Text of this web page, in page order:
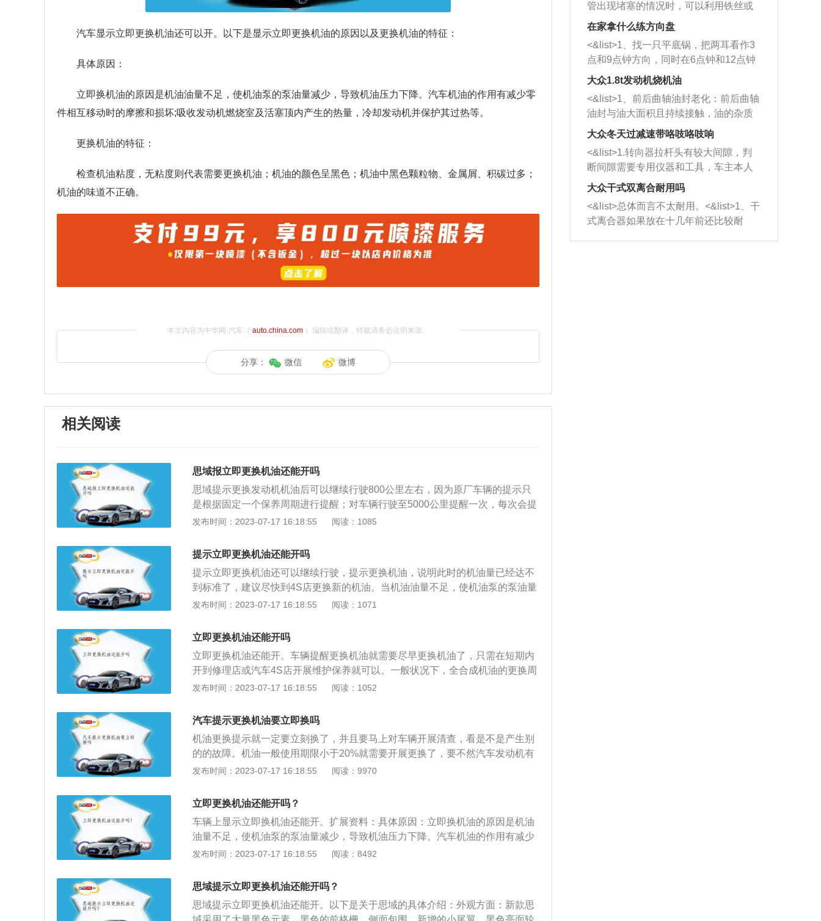
汽车显示立即更换机油还可以开。以下是显示立即更换机油的原因以及更换机油的特征：
具体原因：
立即换机油的原因是机油油量不足，使机油泵的泵油量减少，导致机油压力下降。汽车机油的作用有减少零
件相互移动时的摩擦和损坏;吸收发动机燃烧室及活塞顶内产生的热量，冷却发动机并保护其过热等。
更换机油的特征：
检查机油粘度，无粘度则代表需要更换机油；机油的颜色呈黑色；机油中黑色颗粒物、金属屑、积碳过多；
机油的味道不正确。
本文内容为中华网·汽车（ auto.china.com）编辑或翻译，转载请务必注明来源。
分享： 微信 微博
相关阅读
思域报立即更换机油还能开吗
思域提示更换发动机机油后可以继续行驶800公里左右，因为原厂车辆的提示只
是根据固定一个保养周期进行提醒；对车辆行驶至5000公里提醒一次，每次会提
前800公里提示，所以会有800公里较长的行驶区间，但同时也建议对车辆尽快保
就会出现相应符号的提示，提醒车辆及时进行新的保养；通常汽车保养的周期是
在每行驶5000-8000公里，而原厂设定的周期相对来说会比8000公里还要高一
些。除了原厂对发动机更换机油提示提前800公里外，其他的车辆在系统提示更
换机油的情况发动机最大极限允许行驶50公里以内。车辆的提示更换机油则说明
当前车辆机油到了更换的里程，若不更换同时也能够继续行驶，但如果超出保养
尚动版为例，此车是一款中型4门5座三厢车，车身尺寸长4674毫米、宽1802毫
米、高1415毫米、轴距2735毫米。油箱容积47升，整备质量1315千克。搭载1.5
T涡轮增压发动机，最大功率95千瓦，最大扭矩180牛米，配有CVT无级变速箱
文名称：Engineoil。发动机是汽车的心脏，发动机内有许多相互摩擦运动的金属
将天然气制成水晶般纯净的全合成基础油，在此基础上添加独有的动力清洁技
术，从而创造出具有超强清洁保护性能的润滑油。在这样恶劣的工况下面，只有
合格的润滑油才可降低发动机零件的磨损，延长使用寿命。
发布时间：2023-07-17 16:18:55 阅读：1085
提示立即更换机油还能开吗
提示立即更换机油还可以继续行驶，提示更换机油，说明此时的机油量已经达不
到标准了，建议尽快到4S店更换新的机油。当机油油量不足，使机油泵的泵油量
减少或因进空气而泵不上油，致使机油压力下降。汽车则亮起机油压力不足报警
因机油不足而对发动机造成损伤。现在很多车型都带有保养提醒功能，当里程或
者时间接近保养周期时，车辆的仪表或者多媒体系统就会亮起更换机油的提示。
机油即发动机润滑油，能对发动机起到润滑减磨、辅助冷却降温、密封防漏、防
锈防蚀、减震缓冲等作用，被誉为汽车的“血液”。机油由基础油和添加剂两部分
组成。更换机油的特征是：1、检查机油粘度，无粘度需要更换机油；2、机油的
确。
发布时间：2023-07-17 16:18:55 阅读：1071
立即更换机油还能开吗
立即更换机油还能开。车辆提醒更换机油就需要尽早更换机油了，只需在短期内
开到修理店或汽车4S店开展维护保养就可以。一般状况下，全合成机油的更换周
期时间为一年或是10000千米之内；半合成机油是在7500公里或在6-8个月之内；
是长期高溫或长期超低温的条件下，应当调整周期时间，建议提早1000千米或是
一个月更换更好。针对一般的家用轿车包含日系车、韩系车等类别的新汽车，建
议选20的机油黏度，例如0W-20或5W-20；如果是德系新汽车，建议应用5W-30
或0W-30的机油；针对采用了十万千米左右的日韩系车建议选30，德国车选40。
务必依据自身的出行自然环境跟总体的具体情况来挑选，关键考虑到的是机油的
发布时间：2023-07-17 16:18:55 阅读：1052
汽车提示更换机油要立即换吗
机油更换提示就一定要立刻换了，并且要马上对车辆开展清查，看是不是产生别
的的故障。机油一般使用期限小于20%就需要开展更换了，要不然汽车发动机有
可能会产生损坏，危害正常的的应用，还会继续减少汽车发动机的使用寿命。一
是在7500公里或在6-八个月之内；矿物质机油则在一年或5000千米之内就必须更
换。但充分考虑常常拥挤的城区或是是长期高溫或长期超低温的条件下，就应当
更换周期时间，建议提早1000千米或是一个月更换更好。车辆提醒更换机油就需
要尽早更换机油了，但是买车人无需太过于担忧，只需在短期内或短行程安排，
开到修理店或汽车4S店开展维护保养就可以。针对一般的家用轿车包含日系车、
系新汽车，建议应用5W-30或0W-30的机油；针对采用了十万千米左右的日韩系
车建议选30，德国车选40。务必依据自身的出行自然环境跟总体的具体情况来挑
选，关键考虑到的是机油的质量等级及其黏度级别，尽可能应用高粘度的机油。
发布时间：2023-07-17 16:18:55 阅读：9970
立即更换机油还能开吗？
车辆上显示立即换机油还能开。扩展资料：具体原因：立即换机油的原因是机油
油量不足，使机油泵的泵油量减少，导致机油压力下降。汽车机油的作用有减少
零件相互移动时的摩擦和损坏;吸收发动机燃烧室及活塞顶内产生的热量，冷却发
机油；机油的颜色呈黑色；机油中黑色颗粒物、金属屑、积碳过多；机油的味道
不正确。
发布时间：2023-07-17 16:18:55 阅读：8492
思域提示立即更换机油还能开吗？
思域提示立即更换机油还能开。以下是关于思域的具体介绍：外观方面：新款思
管出现堵塞的情况时，可以利用铁丝或
者是细棍，直接将杂物给取出来，如果
堵塞情况比较严重，也可以采取应急措
施。 <&list>2、直接利用木棍将所有的
杂物推到排气管里面的位置处，然后将
三元催化器拆解开，就可以将堵塞的东
西取出来。但如果是因为积碳过多引起
的堵塞，就需要将三元催化器泡在草酸
洗剂对堵塞的情况得到解决，将清洗剂
放在燃油箱中，与燃油混合后，车辆启
动时，就可以和汽油一起进入到燃烧
室，最后形成废气排出，就可以让三元
催化器得到清洗，排气管堵塞的情况就
能够得到解决。
在家拿什么练方向盘
<&list>1、找一只平底锅，把两耳看作3
点和9点钟方向，同时在6点钟和12点钟
方向做一个标记。 <&list>2、双手握住
一圈半的练习，往右同样也要打相同的
圈数。 <&list>3、最后强调要反复练
习，这样就可以形成肌肉记忆，在真实
驾驶车辆时，不需要记忆也能打好方
向。
大众1.8t发动机烧机油
<&list>1、前后曲轴油封老化：前后曲轴
油封与油大面积且持续接触，油的杂质
和发动机内持续温度变化使其密封效果
逐渐减弱，导致渗油或漏油。<&list>2、
活塞间隙过大：积碳会使活塞环与缸体
的间隙扩大，导致机油流入燃烧室中，
造成烧机油。<&list>3、机油粘度。使用
机油粘度过小的话，同样会有烧机油现
象，机油粘度过小具有很好的流动性，
大众冬天过减速带咯吱咯吱响
<&list>1.转向器拉杆头有较大间隙，判
断间隙需要专用仪器和工具，车主本人
无法制作，需要将车辆送到修理厂或4s
店；<&list>2.车辆半轴套管防尘罩破
裂，破裂后会出现漏油现象，使半轴磨
损严重，磨损的半轴容易损坏，产生异
响；<&list>3.稳定器的转向胶套和球头
大众干式双离合耐用吗
<&list>总体而言不太耐用。<&list>1、干
式离合器如果放在十几年前还比较耐